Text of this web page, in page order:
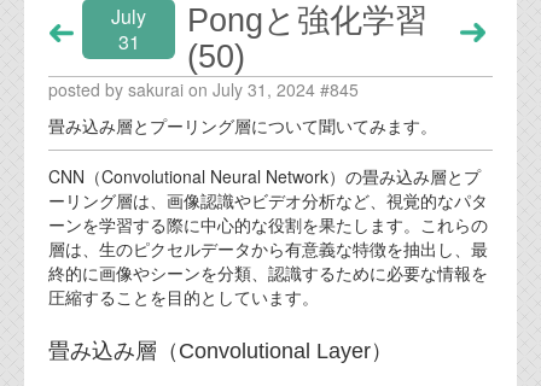
July
31
Pongと強化学習
(50)
posted by sakurai on July 31, 2024 #845
畳み込み層とプーリング層について聞いてみます。
CNN（Convolutional Neural Network）の畳み込み層とプ
ーリング層は、画像認識やビデオ分析など、視覚的なパタ
ーンを学習する際に中心的な役割を果たします。これらの
層は、生のピクセルデータから有意義な特徴を抽出し、最
終的に画像やシーンを分類、認識するために必要な情報を
圧縮することを目的としています。
畳み込み層（Convolutional Layer）